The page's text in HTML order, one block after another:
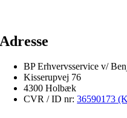
Adresse
BP Erhvervsservice v/
Kisserupvej 76
4300 Holbæk
CVR / ID nr:36590173